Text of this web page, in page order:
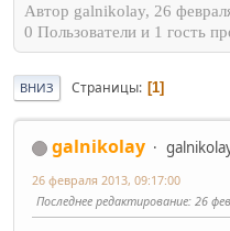
Автор galnikolay, 26
0 Пользователи и 1 гость
ВНИЗ Страницы 1
galnikolay
26 февраля 2013, 09:17:00
Последнее редактирование: 26